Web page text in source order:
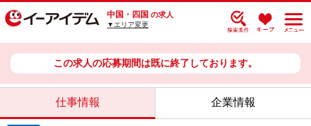
中国・四国 の求人
▼エリア変更
この求人の応募期間は既に終了しております。
仕事情報 企業情報